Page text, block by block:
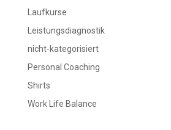
Laufkurse
Leistungsdiagnostik
nicht-kategorisiert
Personal Coaching
Shirts
Work Life Balance